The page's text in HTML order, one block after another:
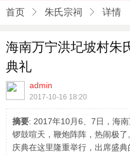
首页 朱氏宗祠 详情
海南万宁洪圮坡村朱
典礼
admin
2017-10-16 18:20
摘要: 2017年10月6、7日，海
锣鼓喧天，鞭炮阵阵，热闹极
庆典在这里隆重举行，出席盛